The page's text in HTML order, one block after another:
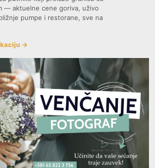
— aktuelne cene goriva, uživo
pumpe i restorane, sve na
→